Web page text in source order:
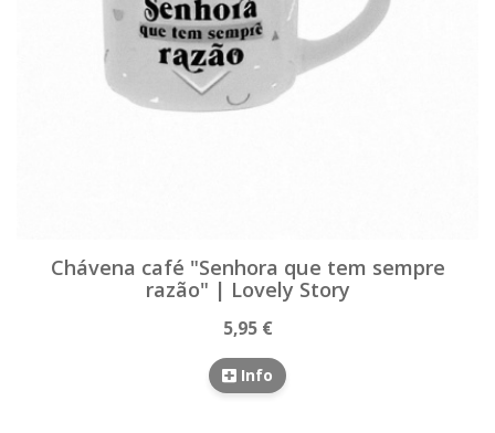
Chávena café "Senhora que tem sempre
razão" | Lovely Story
5,95 €
Info